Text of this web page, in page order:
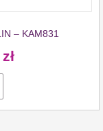
– KAM831
zł